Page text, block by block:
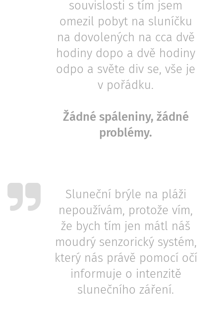
souvislosti s tím jsem
omezil pobyt na sluníčku
na dovolených na cca dvě
hodiny dopo a dvě hodiny
odpo a světe div se, vše je
v pořádku.
Žádné spáleniny, žádné
problémy.
Sluneční brýle na pláži
nepoužívám, protože vím,
že bych tím jen mátl náš
moudrý senzorický systém,
který nás právě pomocí očí
informuje o intenzitě
slunečního záření.